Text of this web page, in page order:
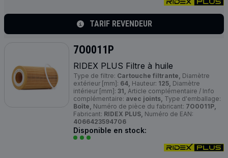
TARIF REVENDEUR
7O0011P
RIDEX PLUS Filtre à huile
Type de filtre: Cartouche filtrante, Diamètre
extérieur [mm]: 64, Hauteur: 125, Diamètre
intérieur [mm]: 31, Article complémentaire / Info
complémentaire: avec joints, Type d'emballage:
Boîte, Numéro de pièce du fabricant: 7O0011P,
Fabricant: RIDEX PLUS, Numéro de EAN:
4066423594706
Disponible en stock: